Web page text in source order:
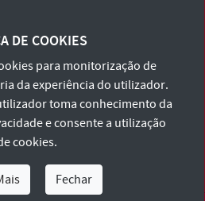
e Política de Privacidade
de Acessibilidade
DE COOKIES
para monitorização de
da experiência do utilizador.
toma conhecimento da
e consente a utilização
cookies.
Fechar